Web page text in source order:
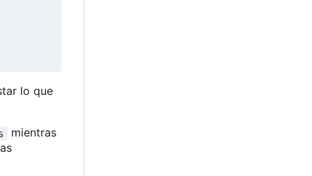
lo que
mientras